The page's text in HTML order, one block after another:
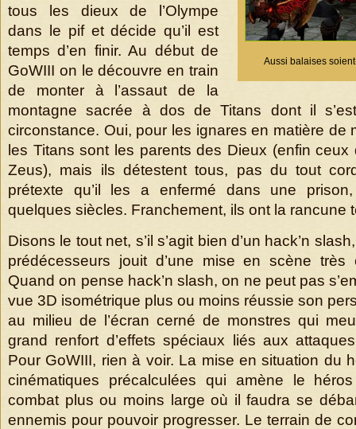
Aussi balaises
tous les dieux de l’Olympe
dans le pif et décide qu’il est
temps d’en finir. Au début de
GoWIII on le découvre en train
de monter à l’assaut de la
montagne sacrée à dos de Titans dont il
circonstance. Oui, pour les ignares en matière de
les Titans sont les parents des Dieux (enfin
Zeus), mais ils détestent tous, pas du tout
prétexte qu’il les a enfermé dans une
quelques siècles. Franchement, ils ont la
Disons le tout net, s’il s’agit bien d’un hack’n
prédécesseurs jouit d’une mise en scène très
Quand on pense hack’n slash, on ne peut pas
vue 3D isométrique plus ou moins réussie son
au milieu de l’écran cerné de monstres qui
grand renfort d’effets spéciaux liés aux
Pour GoWIII, rien à voir. La mise en situation du
cinématiques précalculées qui amène le
combat plus ou moins large où il faudra se
ennemis pour pouvoir progresser. Le terrain de